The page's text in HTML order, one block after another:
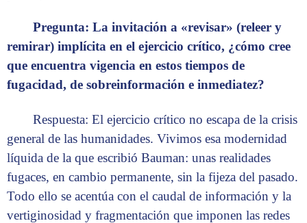
Pregunta: La invitación a «revisar» (releer y
remirar) implícita en el ejercicio crítico, ¿cómo cree
que encuentra vigencia en estos tiempos de
fugacidad, de sobreinformación e inmediatez?
Respuesta: El ejercicio crítico no escapa de la crisis
general de las humanidades. Vivimos esa modernidad
líquida de la que escribió Bauman: unas realidades
fugaces, en cambio permanente, sin la fijeza del pasado.
Todo ello se acentúa con el caudal de información y la
vertiginosidad y fragmentación que imponen las redes